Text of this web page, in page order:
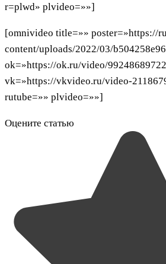
r=plwd» plvideo=»»]
[omnivideo title=»» poster=»https://
content/uploads/2022/03/
ok=»https://ok.ru/video/
vk=»https://vkvideo.ru/video-
rutube=»» plvideo=»»]
Оцените статью